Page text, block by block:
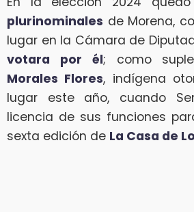
plurinominales de Morena,
lugar en la Cámara de
votara por él; como
Morales Flores, indígena
lugar este año, cuando
licencia de sus funciones
sexta edición de La Casa de